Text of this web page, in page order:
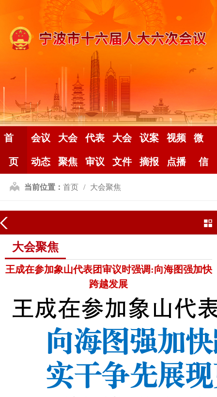
首
页
会议
动态
大会
聚焦
代表
审议
大会
文件
议案
摘报
视频
点播
微
信
当前位置： 首页 大会聚焦
大会聚焦
王成在参加象山代表团审议时强调:向海图强加快
跨越发展